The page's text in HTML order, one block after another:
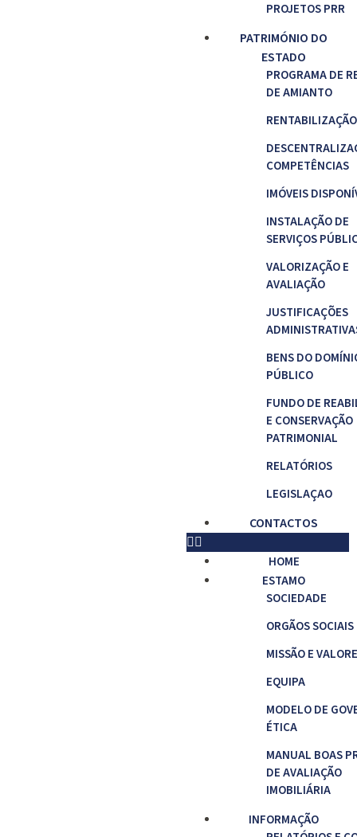
PROJETOS PRR
PATRIMÓNIO DO
ESTADO
PROGRAMA DE
DE AMIANTO
RENTABILIZAÇÃO
COMPETÊNCIAS
IMÓVEIS
INSTALAÇÃO DE
SERVIÇOS
VALORIZAÇÃO E
AVALIAÇÃO
JUSTIFICAÇÕES
BENS DO
PÚBLICO
FUNDO DE
E CONSERVAÇÃO
PATRIMONIAL
RELATÓRIOS
LEGISLAÇAO
CONTACTOS
HOME
ESTAMO
SOCIEDADE
ORGÃOS SOCIAIS
MISSÃO E
EQUIPA
MODELO DE
ÉTICA
MANUAL BOAS
DE AVALIAÇÃO
IMOBILIÁRIA
INFORMAÇÃO